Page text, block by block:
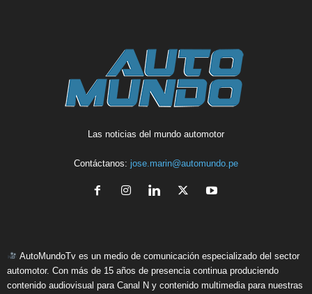
Las noticias del mundo automotor
Contáctanos: jose.marin@automundo.pe
AutoMundoTv es un medio de comunicación especializado del sector
automotor. Con más de 15 años de presencia continua produciendo
contenido audiovisual para Canal N y contenido multimedia para nuestras